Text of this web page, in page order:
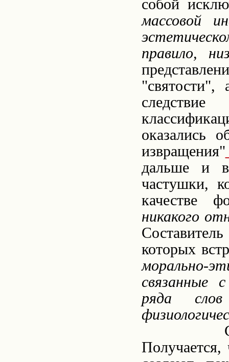
собой
массовой
правило,
оказались
извращения"
дальше и
частушки,
качестве
никакого
которых
связанные
ряда
Получается,